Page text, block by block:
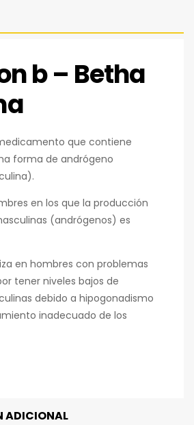
b – Betha
que contiene
forma de andrógeno
en los que la producción
(andrógenos) es
en hombres con problemas
tener niveles bajos de
debido a hipogonadismo
inadecuado de los
ADICIONAL